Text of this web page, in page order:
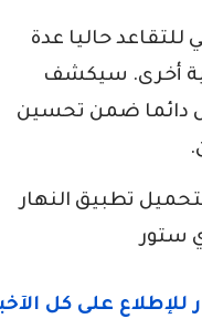
حاليا عدة
أخرى. سيكشف
دائما ضمن تحسين
تطبيق النهار
ستور